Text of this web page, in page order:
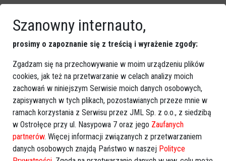
Zobacz również
Szanowny internauto,
prosimy o zapoznanie się z treścią i wyrażenie zgody:
Zgadzam się na przechowywanie w moim urządzeniu plików
cookies, jak też na przetwarzanie w celach analizy moich
zachowań w niniejszym Serwisie moich danych osobowych,
zapisywanych w tych plikach, pozostawianych przeze mnie w
ramach korzystania z Serwisu przez JML Sp. z o.o., z siedzibą
w Ostrołęce przy ul. Nasypowa 7 oraz jego Zaufanych
partnerów. Więcej informacji związanych z przetwarzaniem
danych osobowych znajdą Państwo w naszej Polityce